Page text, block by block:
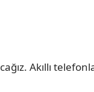
Akıllı